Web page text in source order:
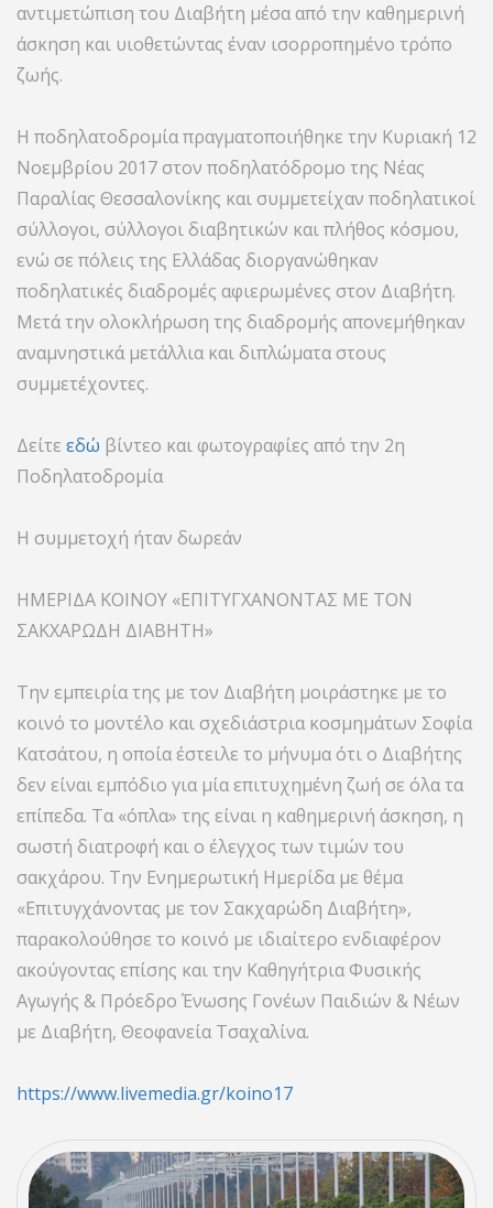
αντιμετώπιση του Διαβήτη μέσα από την καθημερινή
άσκηση και υιοθετώντας έναν ισορροπημένο τρόπο
ζωής.
Η ποδηλατοδρομία πραγματοποιήθηκε την Κυριακή 12
Νοεμβρίου 2017 στον ποδηλατόδρομο της Νέας
Παραλίας Θεσσαλονίκης και συμμετείχαν ποδηλατικοί
σύλλογοι, σύλλογοι διαβητικών και πλήθος κόσμου,
ενώ σε πόλεις της Ελλάδας διοργανώθηκαν
ποδηλατικές διαδρομές αφιερωμένες στον Διαβήτη.
Μετά την ολοκλήρωση της διαδρομής απονεμήθηκαν
αναμνηστικά μετάλλια και διπλώματα στους
συμμετέχοντες.
Δείτε εδώ βίντεο και φωτογραφίες από την 2η
Ποδηλατοδρομία
Η συμμετοχή ήταν δωρεάν
ΗΜΕΡΙΔΑ ΚΟΙΝΟΥ «ΕΠΙΤΥΓΧΑΝΟΝΤΑΣ ΜΕ ΤΟΝ
ΣΑΚΧΑΡΩΔΗ ΔΙΑΒΗΤΗ»
Την εμπειρία της με τον Διαβήτη μοιράστηκε με το
κοινό το μοντέλο και σχεδιάστρια κοσμημάτων Σοφία
Κατσάτου, η οποία έστειλε το μήνυμα ότι ο Διαβήτης
δεν είναι εμπόδιο για μία επιτυχημένη ζωή σε όλα τα
επίπεδα. Τα «όπλα» της είναι η καθημερινή άσκηση, η
σωστή διατροφή και ο έλεγχος των τιμών του
σακχάρου. Την Ενημερωτική Ημερίδα με θέμα
«Επιτυγχάνοντας με τον Σακχαρώδη Διαβήτη»,
παρακολούθησε το κοινό με ιδιαίτερο ενδιαφέρον
ακούγοντας επίσης και την Καθηγήτρια Φυσικής
Αγωγής & Πρόεδρο Ένωσης Γονέων Παιδιών & Νέων
με Διαβήτη, Θεοφανεία Τσαχαλίνα.
https://www.livemedia.gr/koino17